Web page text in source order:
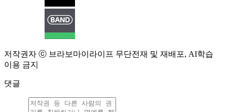
저작권자 ⓒ 브라보마이라이프 무단전재 및 재배포, AI학습
이용 금지
댓글